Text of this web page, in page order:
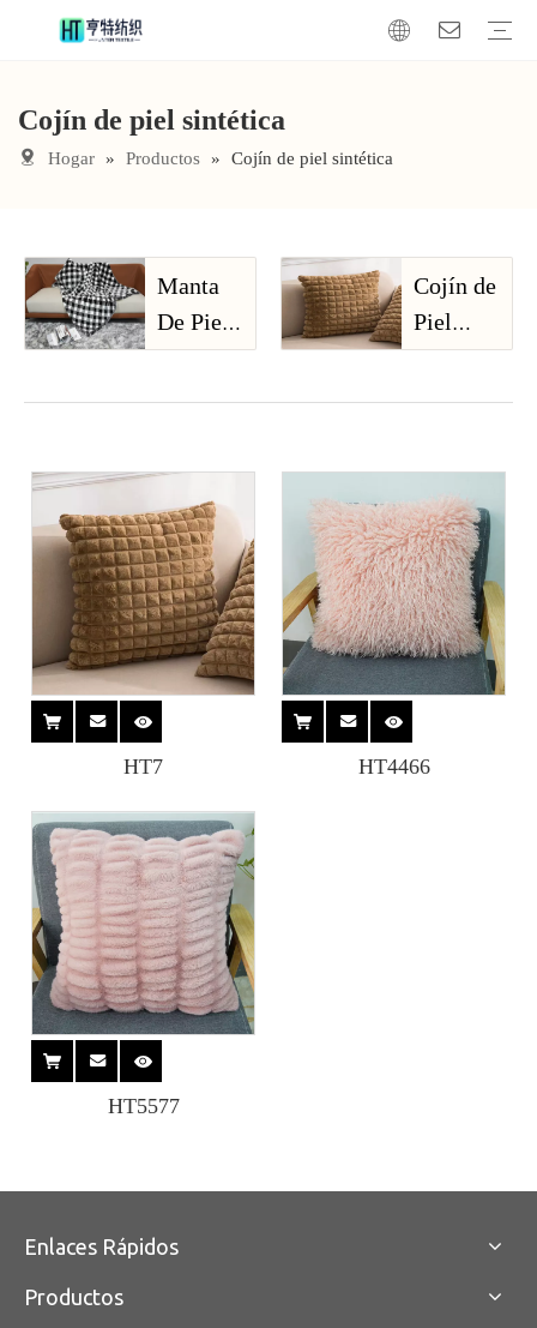
Cojín de piel sintética
Hogar » Productos » Cojín de piel sintética
Manta
De Piel
Sintética
Cojín de
Piel
Sintética
HT7 HT4466
HT5577
Enlaces Rápidos
Productos